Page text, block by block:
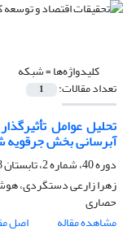
کلیدواژه‌ها =شبکه
تعداد مقالات: 1
تحلیل عوامل
آبرسانی بخش جرقویه
دوره 40، شماره 2، تابستان 1388
زهرا زارعی دستگردی،
حصاری
مشاهده مقاله
اصل